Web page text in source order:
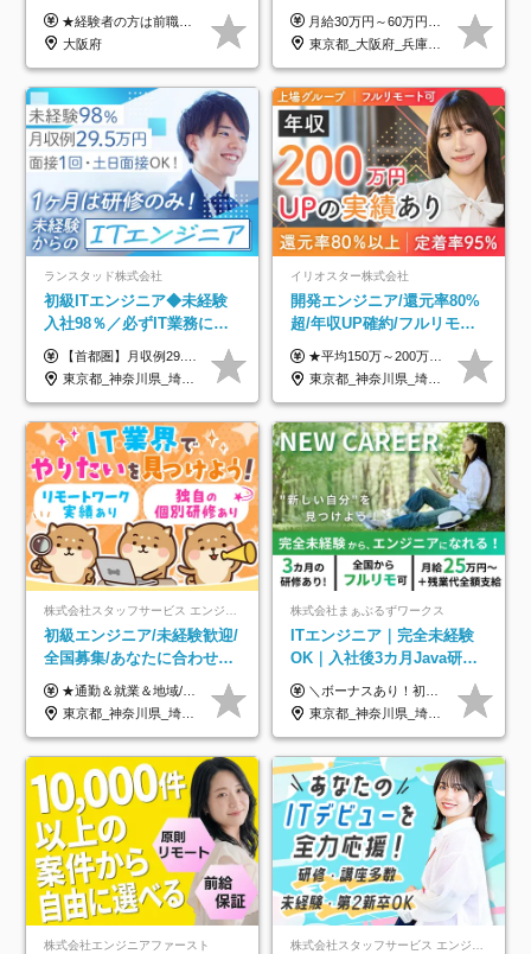
はない！｜ 不安を克服し、
年収アップした社員の実例
★経験者の方は前職の年収以上を保証します ★案件単価を開示した上で80％以上を還元します 月給25万円以上＋賞与年2回 ※経験や能力を考慮の上で優遇します ※試用期間が3ヶ月(その間の給与・待遇・雇用形態に変更はありません) ※月給には月20時間分のみなし残業手当(5万円)を含みます(超過分は別途支給) ★残業平均は月10時間以下ですので、毎月10時間分程度はお得です！
大阪府
ト案件多数*残業ほぼ0*通院
のための半休制度あり
月給30万円～60万円+住宅手当+職能手当+役職手当+決算賞与+報奨金 ※経験・能力を考慮し、優遇します ※給与には20時間分のみなし時間外手当(3万7000円以上)を含みます(超過時間分は別途追加支給) ※試用期間3～6ヵ月あり(その間の給与、待遇に差異なし) ※場合によって契約社員での採用の可能性あり(面接時に応相談)
東京都_大阪府_兵庫県_京都府_福岡県
ランスタッド株式会社
初級ITエンジニア◆未経験
入社98％／必ずIT業務に配
属／月収例29.5万円／Web
面接1回／土日面接可/SE
【首都圏】月収例29.5万円（月給26万円＋諸手当） 【東海・関西】月収例28.5万円（月給25万円＋諸手当） 【九州】月収例26万円（月給23万円＋諸手当） ※経験・スキル・前職給与を踏まえ、総合的に判断して決定します。 例：首都圏 月収例31万円（月給27万円＋諸手当） ◆各種手当 ・通勤手当（上限4万円まで） ・残業代手当（1分単位で全額支給） ※固定残業代制は採用しておりません ・深夜勤務手当 ・資格取得支援（ランクに応じてお祝い金1万円～10万円を支給） ◆昇給：年1回 ◆補足 ・研修中1ヶ月間は、時給1670円となります。 ・試用期間6ヶ月あり。その間の待遇に変更はありません。 ※詳細は面接時にご案内します。
東京都_神奈川県_埼玉県_千葉県_大阪府_愛知県_兵庫県_京都府_福岡県
イリオスター株式会社
開発エンジニア/還元率80%
超/年収UP確約/フルリモ
OK/年休130日/平均残業7h/
約2万件の案件から選択
★平均150万～200万円年収UPを実現！ ★前職給与を100％保証！ ★案件内容の開示・明確な評価体制あり ⇒クライアント評価で即昇給を実現したケースも◎ ★年12回（毎月昇給チャンスあり） ■月給35万円～103万円 ※経験・能力・前職給与を考慮し、決定 ※上記給与には月30時間分(6万6500円以上)の固定残業代が含まれます。超過分は手当として別途支給します ※試用期間3ヶ月あり(期間中の給与・待遇面に差異はありません) ▼収入アップの実例をご紹介 ───────────── ★働き方改革をした30代男性（PG） 子どもが生まれたばかりなのに、忙しい現場で残業も月50～60時間が当たり前。 ⇒残業ほぼゼロ＆週3リモートの働き方に！しかも給与もアップ！ ★収入アップした30代男性（PM） 子供が3人いて家計も苦しく、残業代で稼ぐ日々… ⇒残業をたくさんしていた年収額より、100万円以上アップしました！
東京都_神奈川県_埼玉県_千葉県_大阪府_愛知県_北海道_青森県_岩手県_宮城県_秋田県_山形県_福島県_茨城県_栃木県_群馬県_新潟県_山梨県_長野県_富山県_石川県_福井県_静岡県_岐阜県_三重県_兵庫県_京都府_滋賀県_奈良県_和歌山県_広島県_岡山県_鳥取県_島根県_山口県_徳島県_香川県_愛媛県_高知県_福岡県_熊本県_佐賀県_長崎県_大分県_宮崎県_鹿児島県_沖縄県
株式会社スタッフサービス エンジニアリング事業本部
初級エンジニア/未経験歓迎/
全国募集/あなたに合わせた
オリジナル研修をご用
意/AI・IoT/残業平均8時間
★通勤＆就業＆地域/住宅＆役職手当あり ★残業代は全額支給 ★選べる給与制度あり！ ■東京・神奈川・千葉・埼玉勤務の場合 月給24.5万円～55万円＋諸手当 （残業代は全額支給） (20,000円の地域/住宅手当込み) ■愛知・京都・大阪・兵庫勤務の場合 月給24万円以上＋諸手当 （残業代は全額支給） (15,000円の地域/住宅手当込み) ■茨城・栃木・群馬・静岡・三重・滋賀・広島・福岡勤務の場合 月給23.5万円以上＋諸手当 （残業代は全額支給） (10,000円の地域/住宅手当込み) ■北海道・宮城・山梨・長野・岐阜・奈良・和歌山・岡山勤務の場合 月給23万円以上＋諸手当 （残業代は全額支給） (5,000円の地域/住宅手当込み) ■その他のエリア勤務の場合 月給22.5万円以上＋諸手当 （残業代は全額支給） ※経験や能力を考慮し、当社規定により優遇します 【昇給：年一回実施】 【選べる給与制度】 ★収入を重視する方に… 「変動型人事制度」の選択も可能（派遣先からの評価に応じて収入アップ！） ※年2回のタイミングで希望者と面談の上決定します。
東京都_神奈川県_埼玉県_千葉県_大阪府_愛知県_北海道_岩手県_宮城県_山形県_福島県_茨城県_栃木県_群馬県_山梨県_長野県_富山県_石川県_静岡県_岐阜県_三重県_兵庫県_京都府_滋賀県_奈良県_広島県_岡山県_山口県_愛媛県_福岡県_熊本県_長崎県
株式会社まぁぶるずワークス
ITエンジニア｜完全未経験
OK｜入社後3カ月Java研修
｜リモート率8割以上｜充実
のキャリア支援｜残業月10h
＼ボーナスあり！初年度から年収300万円以上／ ■月給25万円～35万円＋残業代全額支給＋各種手当＋賞与年1回 ◎経験・年齢・スキルなどを考慮し、できるだけ優遇します ◎試用期間中(3カ月)は契約社員で、月給21万円＋諸手当になります。 (試用期間中は残業が発生しません。その他の待遇に変更はありません) ----------------- ＼3つの評価軸！実力次第で早期収入アップ！／ 【1】スキル(IT理解、実装力、設計) 【2】実務力(現場評価、コミュ力、品質) 【3】姿勢(自走力、意欲、責任感) この3つの評価軸で、3カ月ごとに評価。社内グレードにより、給与が決まる明確な仕組みです。何ができれば給与が上がるのか分かりやすく、実力や努力次第で早期に収入を増やせます！ 【固定残業代について】 なし（残業代は、実際の労働時間に応じて別途全額支給）
東京都_神奈川県_埼玉県_千葉県_大阪府_愛知県_北海道_青森県_岩手県_宮城県_秋田県_山形県_福島県_茨城県_栃木県_群馬県_新潟県_山梨県_長野県_富山県_石川県_福井県_静岡県_岐阜県_三重県_兵庫県_京都府_滋賀県_奈良県_和歌山県_広島県_岡山県_鳥取県_島根県_山口県_徳島県_香川県_愛媛県_高知県_福岡県_熊本県_佐賀県_長崎県_大分県_宮崎県_鹿児島県_沖縄県
株式会社エンジニアファースト 株式会社スタッフサービス エンジニアリング事業本部